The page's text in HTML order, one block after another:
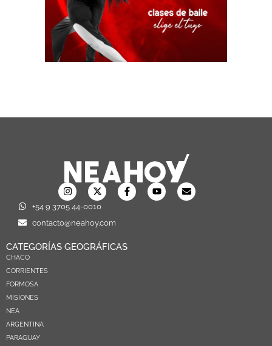
+54 9 3705 44-0010
contacto@neahoy.com
CATEGORÍAS GEOGRÁFICAS
CHACO
CORRIENTES
FORMOSA
MISIONES
NEA
ARGENTINA
PARAGUAY